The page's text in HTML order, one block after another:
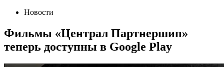
Новости
Фильмы «Централ Партнершип»
теперь доступны в Google Play